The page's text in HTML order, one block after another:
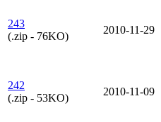
243
(.zip - 76KO)
2010-11-29
242
(.zip - 53KO)
2010-11-09